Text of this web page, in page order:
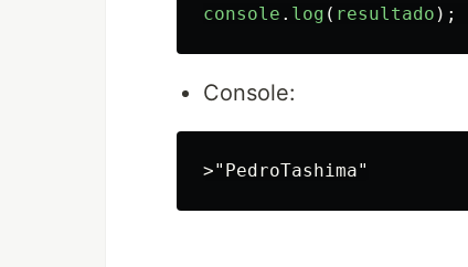
console . log ( resultado );
Console: